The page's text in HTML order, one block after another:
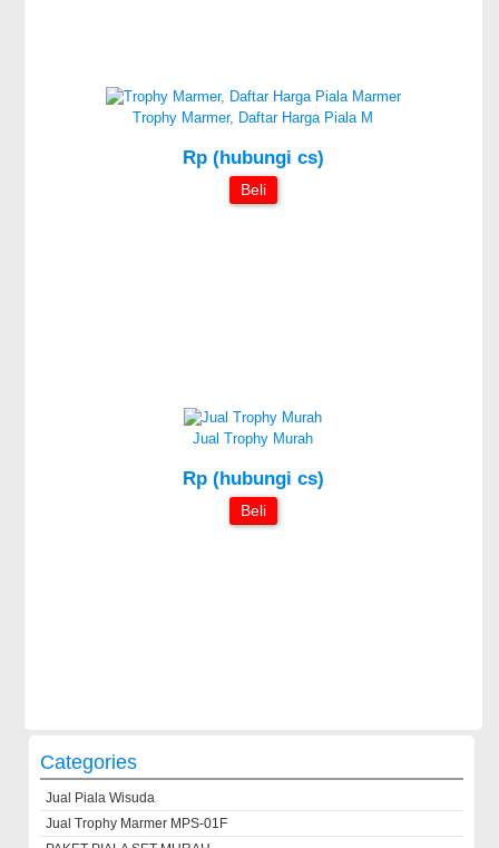
Trophy Marmer, Daftar Harga Piala M
Rp (hubungi cs)
Beli
Jual Trophy Murah
Rp (hubungi cs)
Beli
Categories
Jual Piala Wisuda
Jual Trophy Marmer MPS-01F